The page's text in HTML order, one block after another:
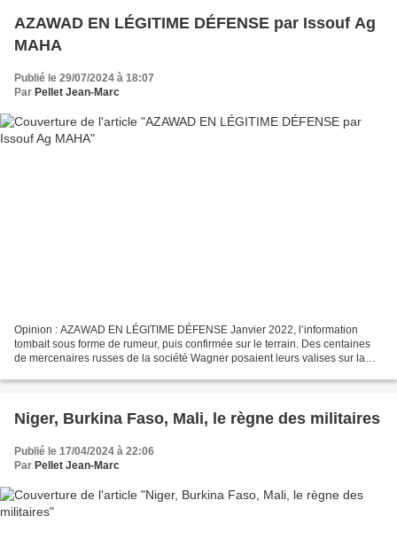
AZAWAD EN LÉGITIME DÉFENSE par Issouf Ag
MAHA
Publié le 29/07/2024 à 18:07
Par Pellet Jean-Marc
Opinion : AZAWAD EN LÉGITIME DÉFENSE Janvier 2022, l’information
tombait sous forme de rumeur, puis confirmée sur le terrain. Des centaines
de mercenaires russes de la société Wagner posaient leurs valises sur la
Niger, Burkina Faso, Mali, le règne des militaires
Publié le 17/04/2024 à 22:06
Par Pellet Jean-Marc